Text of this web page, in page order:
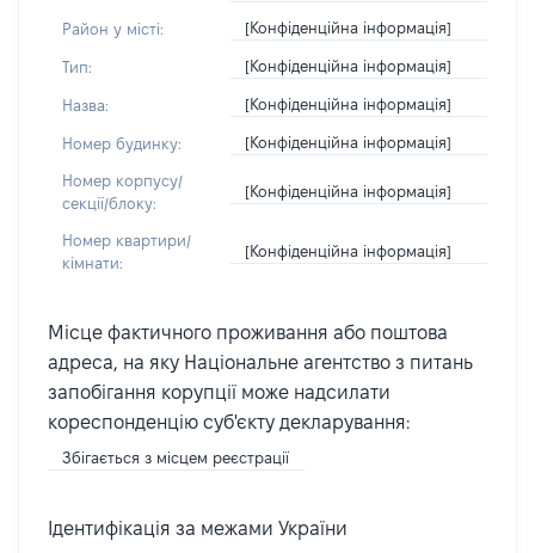
Район у місті: [Конфіденційна інформація]
Тип: [Конфіденційна інформація]
Назва: [Конфіденційна інформація]
Номер будинку: [Конфіденційна інформація]
Номер корпусу/
секції/блоку:
[Конфіденційна інформація]
Номер квартири/
кімнати:
[Конфіденційна інформація]
Місце фактичного проживання або поштова
адреса, на яку Національне агентство з питань
запобігання корупції може надсилати
кореспонденцію суб'єкту декларування:
Збігається з місцем реєстрації
Ідентифікація за межами України